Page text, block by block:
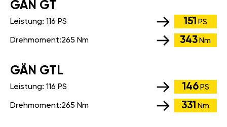
GÄN GT
Leistung: 116 PS 151 PS
Drehmoment:265 Nm 343 Nm
GÄN GTL
Leistung: 116 PS 146 PS
Drehmoment:265 Nm 331 Nm